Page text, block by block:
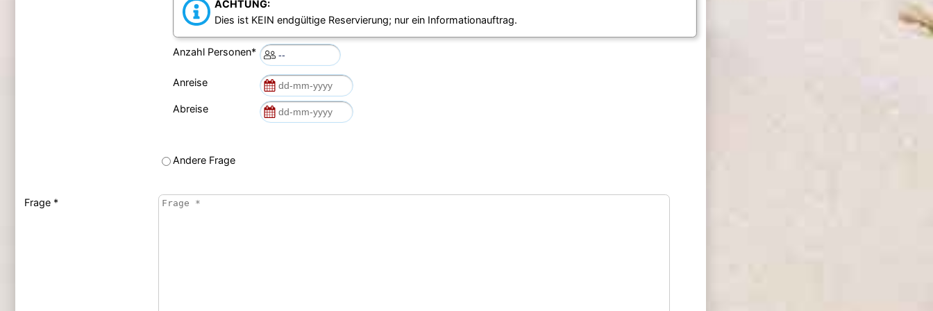
ACHTUNG:
Dies ist KEIN endgültige Reservierung; nur ein Informationauftrag.
Anzahl Personen*
Anreise
Abreise
Andere Frage
Frage *